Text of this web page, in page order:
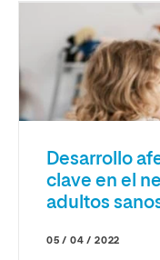
Desarrollo
clave en el
adultos
05 / 04 / 2022